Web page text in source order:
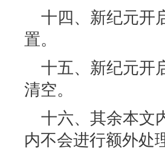
十四、新纪元开
置。
十五、新纪元开
清空。
十六、其余本文
内不会进行额外处